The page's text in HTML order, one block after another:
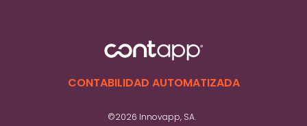
CONTABILIDAD AUTOMATIZADA
©2026 Innovapp, SA.